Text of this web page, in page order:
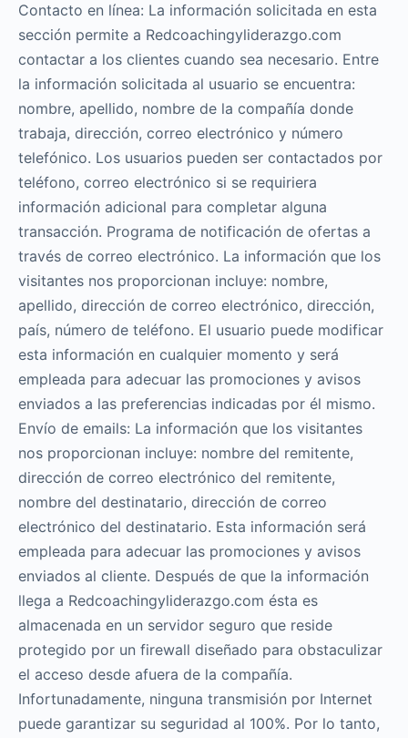
Contacto en línea: La información solicitada en esta
sección permite a Redcoachingyliderazgo.com
contactar a los clientes cuando sea necesario. Entre
la información solicitada al usuario se encuentra:
nombre, apellido, nombre de la compañía donde
trabaja, dirección, correo electrónico y número
telefónico. Los usuarios pueden ser contactados por
teléfono, correo electrónico si se requiriera
información adicional para completar alguna
transacción. Programa de notificación de ofertas a
través de correo electrónico. La información que los
visitantes nos proporcionan incluye: nombre,
apellido, dirección de correo electrónico, dirección,
país, número de teléfono. El usuario puede modificar
esta información en cualquier momento y será
empleada para adecuar las promociones y avisos
enviados a las preferencias indicadas por él mismo.
Envío de emails: La información que los visitantes
nos proporcionan incluye: nombre del remitente,
dirección de correo electrónico del remitente,
nombre del destinatario, dirección de correo
electrónico del destinatario. Esta información será
empleada para adecuar las promociones y avisos
enviados al cliente. Después de que la información
llega a Redcoachingyliderazgo.com ésta es
almacenada en un servidor seguro que reside
protegido por un firewall diseñado para obstaculizar
el acceso desde afuera de la compañía.
Infortunadamente, ninguna transmisión por Internet
puede garantizar su seguridad al 100%. Por lo tanto,